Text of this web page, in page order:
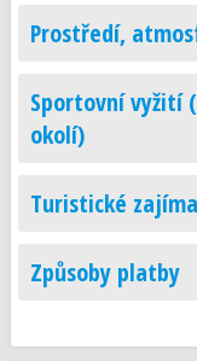
Prostředí,
Sportovní vyžití
okolí)
Turistické
Způsoby platby